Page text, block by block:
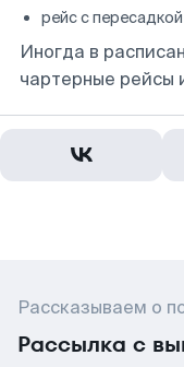
рейс с пересадкой
Иногда в
чартерные рейсы
Рассказываем о
Рассылка с